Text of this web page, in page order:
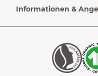
Informationen &